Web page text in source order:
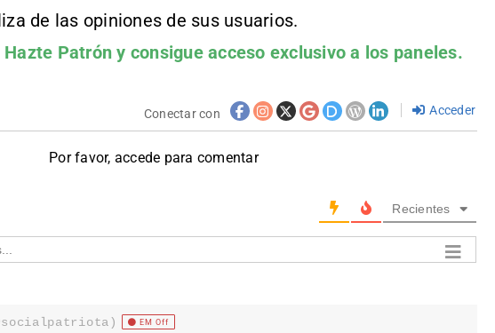
de las opiniones de sus usuarios.
Hazte Patrón y consigue acceso exclusivo a los paneles.
Conectar con Acceder
Por favor, accede para comentar
Recientes
EM Off